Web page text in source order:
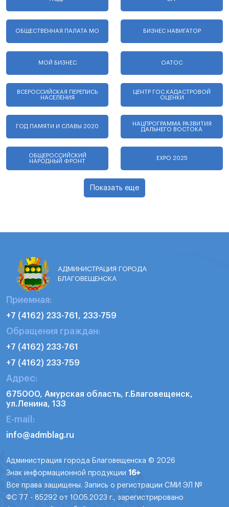
ОБЩЕСТВЕННАЯ ПАЛАТА МО БИЗНЕС НАВИГАТОР
МОЙ БИЗНЕС ОАТОС
ВСЕРОССИЙСКАЯ ПЕРЕПИСЬ
НАСЕЛЕНИЯ
ЦЕНТР ГОС.КАДАСТРОВОЙ
ОЦЕНКИ
ГОД ПАМЯТИ И СЛАВЫ 2020
НАЦПРОГРАММА РАЗВИТИЯ
ДАЛЬНЕГО ВОСТОКА
ОБЩЕРОССИЙСКИЙ
НАРОДНЫЙ ФРОНТ
EXPO 2025
Показать еще
АДМИНИСТРАЦИЯ ГОРОДА
БЛАГОВЕЩЕНСКА
Приемная:
+7 (4162) 233-761, 233-759
Обращения граждан:
+7 (4162) 233-761
+7 (4162) 233-759
Адрес:
675000, Амурская область, г.Благовещенск,
ул.Ленина, 133
E-mail:
info@admblag.ru
Администрация города Благовещенска © 2026
Знак информационной продукции 16+
Все права защищены. Запись о регистрации СМИ ЭЛ №
ФС 77 - 85292 от 10.05.2023 г., зарегистрировано